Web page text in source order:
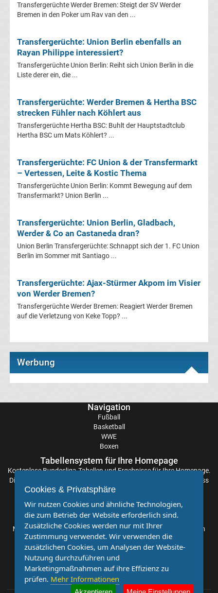
München
Transfergerüchte
Borussia
Transfergerüchte
Borussia
Mönchengladbach
Transfergerüchte
FC
Transfergerüchte
Dynamo
Braunschweig
Transfergerüchte
Energie
Cottbus
Transfergerüchte
FC
Transfergerüchte Werder Bremen: Steigt der SV Werder
Bremen in den Poker um Rav van den ...
Transfergerüchte: Union Berlin ebenfalls an
Rayan Philippe interessiert?
Transfergerüchte Union Berlin: Reiht sich Union Berlin in die
Liste derer ein, die ...
Transfergerüchte: Werder Bremen & Hertha BSC
strecken Fühler nach Köhlert aus
Transfergerüchte Hertha BSC: Buhlt der Hauptstadtclub
Hertha BSC um Mats Köhlert? ...
Transfergerüchte: FC Union & der Transfermarkt
– Vertessen, Leite & Kostic Thema
Transfergerüchte Union Berlin: Kommt Bewegung auf dem
Transfermarkt? Union Berlin ...
Transfergerüchte: Union Berlin, Gladbach,
Werder & Co an Castaneda dran?
Union Berlin Transfergerüchte: Schnappt sich der 1. FC Union
Berlin im Sommer mit Santiago ...
Transfergerüchte: Ajax-Stürmer Akpom im Visier
von Werder Bremen?
Transfergerüchte Werder Bremen: Reagiert Werder Bremen
auf die Verletzung von Keke Topp? ...
Werbung
Navigation
Fußball
Basketball
WWE
Boxen
Tabellensystem für Ihre Homepage
KostenloseBundesliga-Tabellenund Ergebnisse für Ihre Homepage.
Die Aktualisierung der Ergebnisse erfolgt alle paar Minuten, sodass
Sie stets auf dem Laufenden sind. Einfache und schnelle
Partnervereine
Möchten Sie, dass auch Ihr Verein mehr Beachtung findet? Dann
sind Sie bei uns genau richtig. Wir suchen Ihren Verein für eine
kostenlose Kooperation. Veröffentlichen Sie Ihre Spielberichte,
Sportnachrichten und Aufrufe bei uns!
Cookies & Privatsphäre
Wir nutzen Cookies und ähnliche Technologien,
die zum Betrieb der Website erforderlich sind.
Zusätzliche Cookies werden nur mit Ihrer
Zustimmung verwendet. Wir verwenden die
zusätzlichen Cookies, um Analysen der Website-
Nutzung durchzuführen und
Marketingmaßnahmen auf ihre Effizienz zu
prüfen. Mehr Informationen